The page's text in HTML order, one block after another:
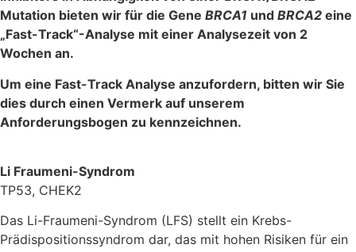
Mutation bieten wir für die Gene BRCA1 und BRCA2 eine
„Fast-Track“-Analyse mit einer Analysezeit von 2
Wochen an.
Um eine Fast-Track Analyse anzufordern, bitten wir Sie
dies durch einen Vermerk auf unserem
Anforderungsbogen zu kennzeichnen.
Li Fraumeni-Syndrom
TP53, CHEK2
Das Li-Fraumeni-Syndrom (LFS) stellt ein Krebs-
Prädispositionssyndrom dar, das mit hohen Risiken für ein